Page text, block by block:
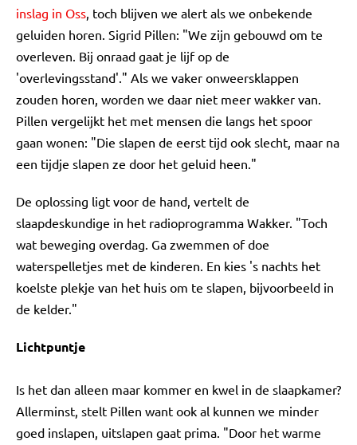
inslag in Oss, toch blijven we alert als we onbekende
geluiden horen. Sigrid Pillen: "We zijn gebouwd om te
overleven. Bij onraad gaat je lijf op de
'overlevingsstand'." Als we vaker onweersklappen
zouden horen, worden we daar niet meer wakker van.
Pillen vergelijkt het met mensen die langs het spoor
gaan wonen: "Die slapen de eerst tijd ook slecht, maar na
een tijdje slapen ze door het geluid heen."
De oplossing ligt voor de hand, vertelt de
slaapdeskundige in het radioprogramma Wakker. "Toch
wat beweging overdag. Ga zwemmen of doe
waterspelletjes met de kinderen. En kies 's nachts het
koelste plekje van het huis om te slapen, bijvoorbeeld in
de kelder."
Lichtpuntje
Is het dan alleen maar kommer en kwel in de slaapkamer?
Allerminst, stelt Pillen want ook al kunnen we minder
goed inslapen, uitslapen gaat prima. "Door het warme